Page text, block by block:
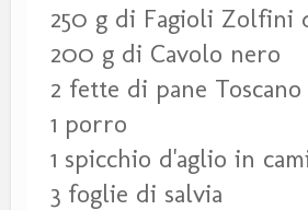
250 g di Fagioli Zolfini
200 g di Cavolo nero
2 fette di pane
1 porro
1 spicchio d'aglio in
3 foglie di salvia